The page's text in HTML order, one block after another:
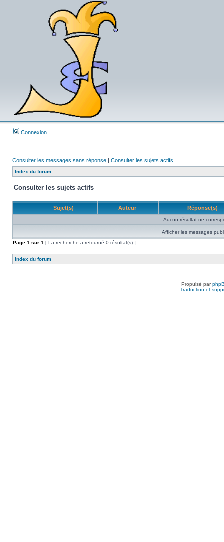
Connexion
Consulter les messages sans réponse | Consulter les sujets actifs
Index du forum
Consulter les sujets actifs
Sujet(s) Auteur Réponse(s)
Aucun résultat ne
Afficher les messages
Page 1 sur 1 [ La recherche a retourné 0 résultat(s) ]
Index du forum
Propulsé par
Traduction et